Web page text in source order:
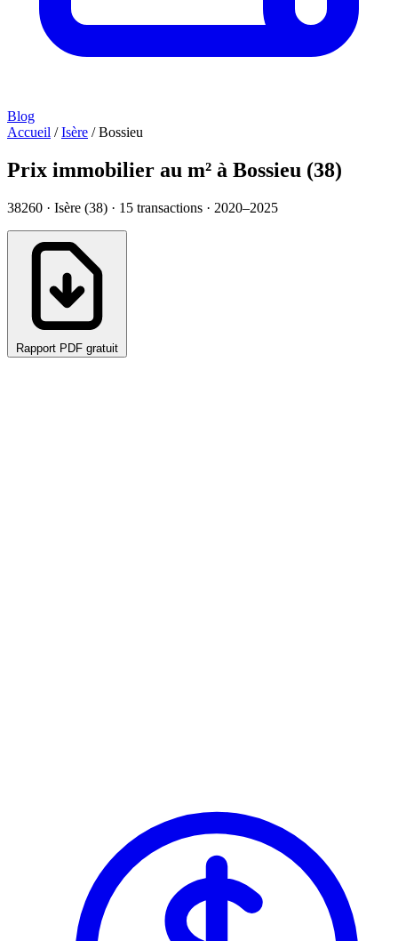
Blog
Accueil / Isère / Bossieu
Prix immobilier au m² à Bossieu (38)
38260 · Isère (38) · 15 transactions · 2020–2025
Rapport PDF gratuit